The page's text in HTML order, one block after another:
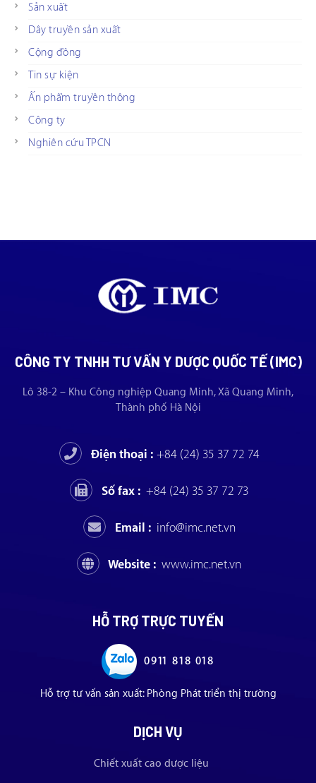
Sản xuất
Dây truyền sản xuất
Cộng đồng
Tin sự kiện
Ấn phẩm truyền thông
Công ty
Nghiên cứu TPCN
CÔNG TY TNHH TƯ VẤN Y DƯỢC QUỐC TẾ (IMC)
Lô 38-2 – Khu Công nghiệp Quang Minh, Xã Quang Minh,
Thành phố Hà Nội
Điện thoại : +84 (24) 35 37 72 74
Số fax : +84 (24) 35 37 72 73
Email : info@imc.net.vn
Website : www.imc.net.vn
HỖ TRỢ TRỰC TUYẾN
0911 818 018
Hỗ trợ tư vấn sản xuất: Phòng Phát triển thị trường
DỊCH VỤ
Chiết xuất cao dược liệu